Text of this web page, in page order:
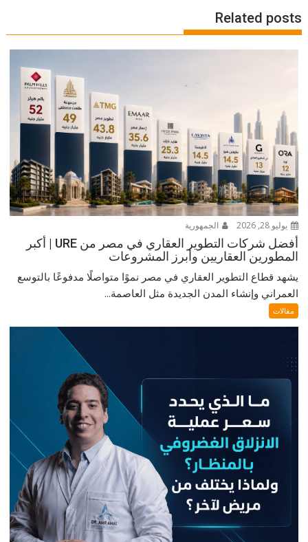
Related posts
يوليو 28, 2026 الجمهورية
أفضل شركات التطوير العقاري في مصر من URE | أكبر
المطورين العقاريين وأبرز المشروعات
يشهد قطاع التطوير العقاري في مصر نموًا متواصلًا مدفوعًا بالتوسع
العمراني وإنشاء المدن الجديدة مثل العاصمة...
مقالات